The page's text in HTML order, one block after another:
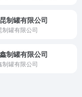
制罐有限公司
制罐有限公司
制罐有限公司
制罐有限公司